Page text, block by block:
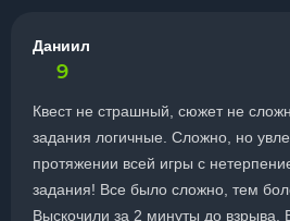
Даниил
9
Квест не страшный, сюжет не
задания логичные. Сложно, но
протяжении всей игры с
задания! Все было сложно, тем
Выскочили за 2 минуты до